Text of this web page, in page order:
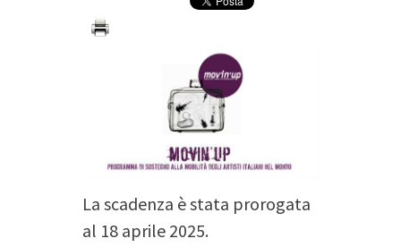
La scadenza è stata prorogata
al 18 aprile 2025.